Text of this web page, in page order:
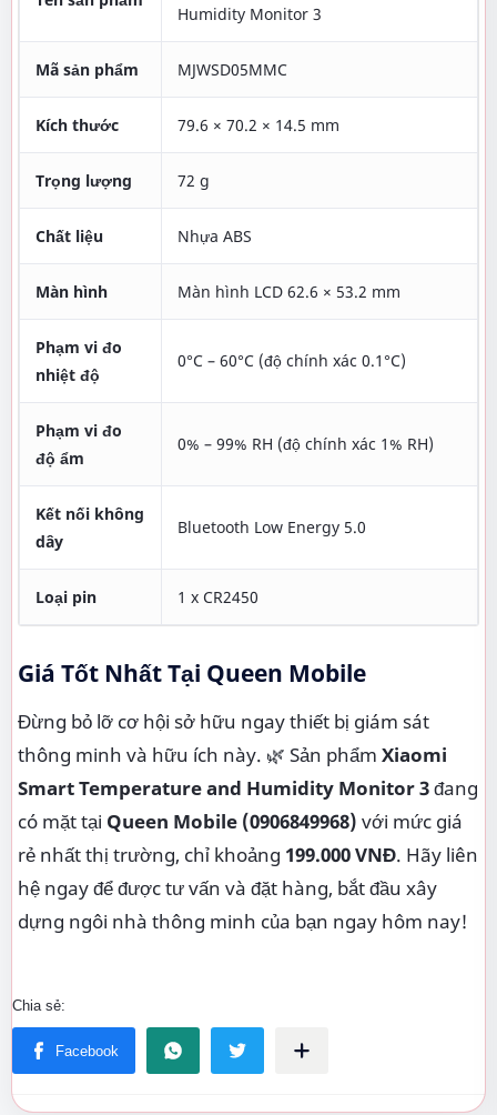
Humidity Monitor 3
Mã sản phẩm MJWSD05MMC
Kích thước 79.6 × 70.2 × 14.5 mm
Trọng lượng 72 g
Chất liệu Nhựa ABS
Màn hình Màn hình LCD 62.6 × 53.2 mm
Phạm vi đo
nhiệt độ
0°C – 60°C (độ chính xác 0.1°C)
Phạm vi đo
độ ẩm
0% – 99% RH (độ chính xác 1% RH)
Kết nối không
dây
Bluetooth Low Energy 5.0
Loại pin 1 x CR2450
Giá Tốt Nhất Tại Queen Mobile
Đừng bỏ lỡ cơ hội sở hữu ngay thiết bị giám sát
thông minh và hữu ích này. 🌿 Sản phẩm Xiaomi
Smart Temperature and Humidity Monitor 3đang
có mặt tại Queen Mobile (0906849968) với mức giá
rẻ nhất thị trường, chỉ khoảng 199.000 VNĐ. Hãy liên
hệ ngay để được tư vấn và đặt hàng, bắt đầu xây
dựng ngôi nhà thông minh của bạn ngay hôm nay!